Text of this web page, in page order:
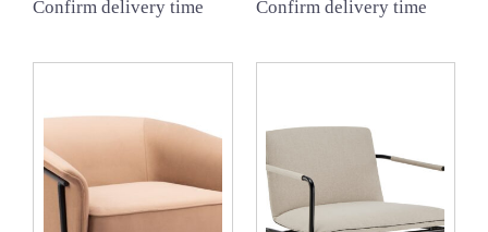
Confirm delivery time Confirm delivery time